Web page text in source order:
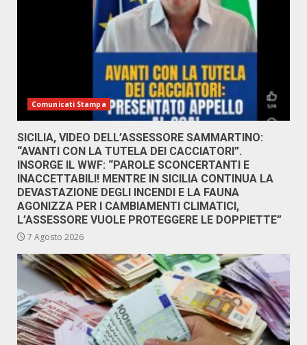
Comunicati Stampa
SICILIA, VIDEO DELL’ASSESSORE SAMMARTINO:
“AVANTI CON LA TUTELA DEI CACCIATORI”.
INSORGE IL WWF: “PAROLE SCONCERTANTI E
INACCETTABILI! MENTRE IN SICILIA CONTINUA LA
DEVASTAZIONE DEGLI INCENDI E LA FAUNA
AGONIZZA PER I CAMBIAMENTI CLIMATICI,
L’ASSESSORE VUOLE PROTEGGERE LE DOPPIETTE”
7 Agosto 2026